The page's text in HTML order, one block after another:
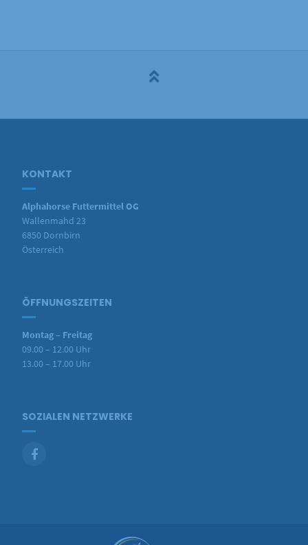
KONTAKT
Alphahorse Futtermittel OG
Wallenmahd 23
6850 Dornbirn
Österreich
ÖFFNUNGSZEITEN
Montag – Freitag
09.00 – 12.00 Uhr
13.00 – 17.00 Uhr
SOZIALEN NETZWERKE